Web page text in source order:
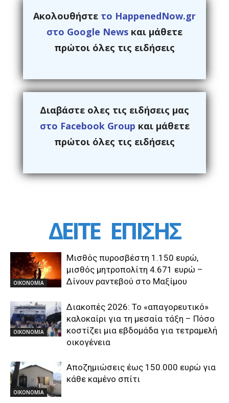
Ακολουθήστε το HappenedNow.gr
στο Google News και μάθετε
πρώτοι όλες τις ειδήσεις
Διαβάστε ολες τις ειδήσεις μας
στο Facebook Group και μάθετε
πρώτοι όλες τις ειδήσεις
ΔΕΙΤΕ ΕΠΙΣΗΣ
ΟΙΚΟΝΟΜΙΑ
Μισθός πυροσβέστη 1.150 ευρώ,
μισθός μητροπολίτη 4.671 ευρώ –
Δίνουν ραντεβού στο Μαξίμου
ΟΙΚΟΝΟΜΙΑ
Διακοπές 2026: Το «απαγορευτικό»
καλοκαίρι για τη μεσαία τάξη – Πόσο
κοστίζει μια εβδομάδα για τετραμελή
οικογένεια
ΟΙΚΟΝΟΜΙΑ
Αποζημιώσεις έως 150.000 ευρώ για
κάθε καμένο σπίτι